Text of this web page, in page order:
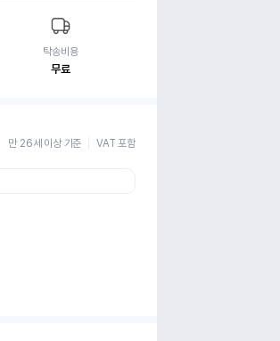
탁송비용
무료
만 26세 이상 기준 VAT 포함